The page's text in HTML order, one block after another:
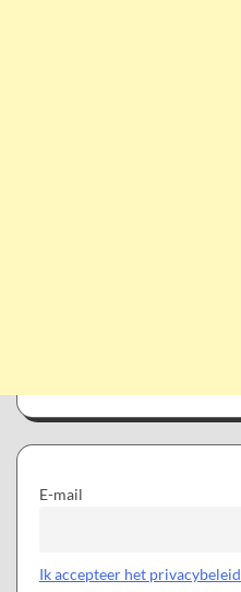
E-mail
Ik accepteer het privacybeleid